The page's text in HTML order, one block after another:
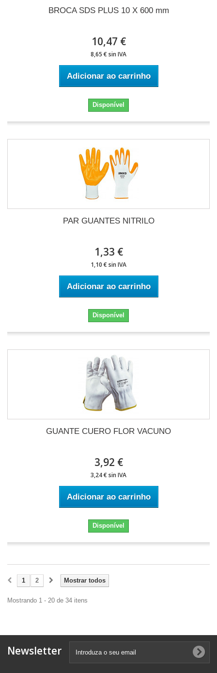
BROCA SDS PLUS 10 X 600 mm
10,47 €
8,65 € sin IVA
Adicionar ao carrinho
Disponível
PAR GUANTES NITRILO
1,33 €
1,10 € sin IVA
Adicionar ao carrinho
Disponível
GUANTE CUERO FLOR VACUNO
3,92 €
3,24 € sin IVA
Adicionar ao carrinho
Disponível
Mostrar todos
1 2
Mostrando 1 - 20 de 34 itens
Newsletter